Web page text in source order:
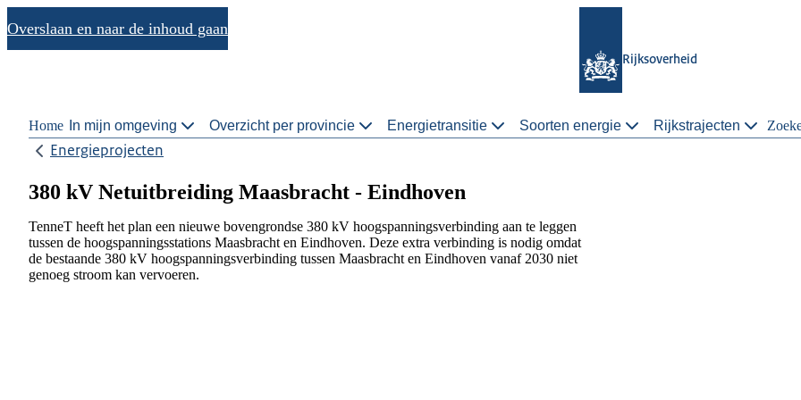
Overslaan en naar de inhoud gaan
Rijksoverheid
Home In mijn omgeving Overzicht per provincie Energietransitie Soorten energie Rijkstrajecten
Energieprojecten
380 kV Netuitbreiding Maasbracht - Eindhoven
TenneT heeft het plan een nieuwe bovengrondse 380 kV hoogspanningsverbinding aan te leggen
tussen de hoogspanningsstations Maasbracht en Eindhoven. Deze extra verbinding is nodig omdat
de bestaande 380 kV hoogspanningsverbinding tussen Maasbracht en Eindhoven vanaf 2030 niet
genoeg stroom kan vervoeren.